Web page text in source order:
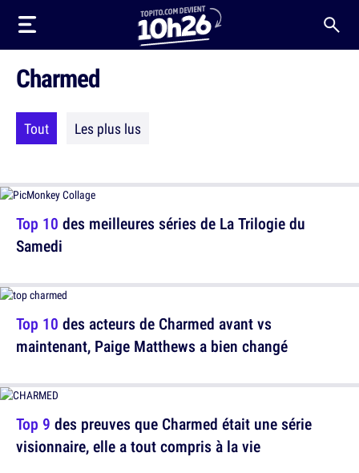
Charmed
Tout Les plus lus
Top 10 des meilleures séries de La Trilogie du
Samedi
Top 10 des acteurs de Charmed avant vs
maintenant, Paige Matthews a bien changé
Top 9 des preuves que Charmed était une série
visionnaire, elle a tout compris à la vie